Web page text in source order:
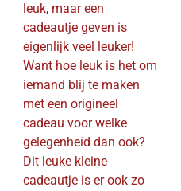
leuk, maar een
cadeautje geven is
eigenlijk veel leuker!
Want hoe leuk is het om
iemand blij te maken
met een origineel
cadeau voor welke
gelegenheid dan ook?
Dit leuke kleine
cadeautje is er ook zo